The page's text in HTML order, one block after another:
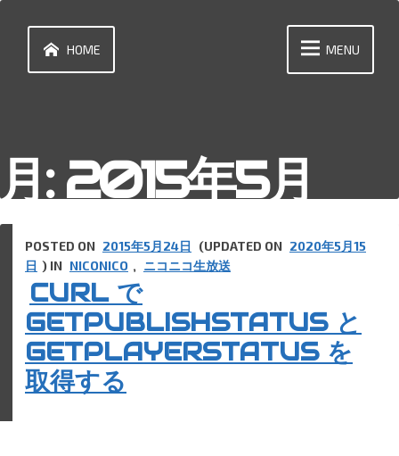
content
:2015年5月
HOME MENU
CURL で
GETPUBLISHSTATUS と
GETPLAYERSTATUS を
取得する
POSTED ON 2015年5月24日 (UPDATED ON 2020年5月15
日 ) IN NICONICO , ニコニコ生放送